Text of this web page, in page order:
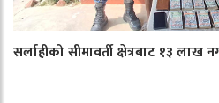
सर्लाहीको सीमावर्ती क्षेत्रबाट १३